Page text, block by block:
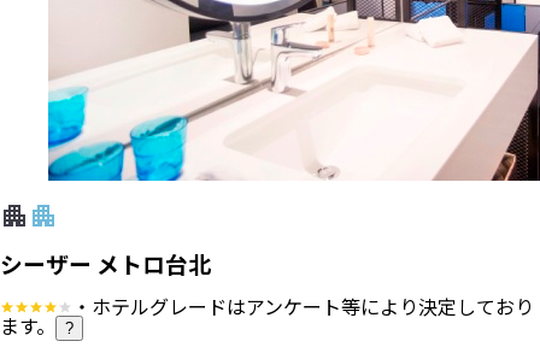
シーザー メトロ台北
・ホテルグレードはアンケート等により決定しており
ます。 ?